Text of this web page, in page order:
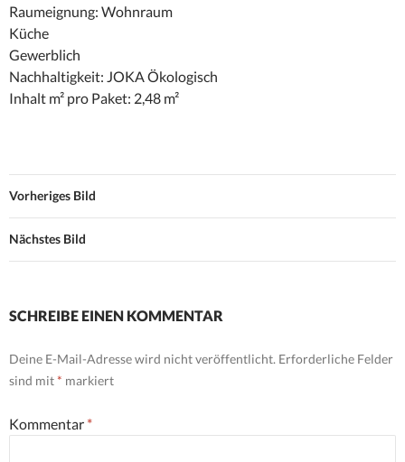
Raumeignung: Wohnraum
Küche
Gewerblich
Nachhaltigkeit: JOKA Ökologisch
Inhalt m² pro Paket: 2,48 m²
Vorheriges Bild
Nächstes Bild
SCHREIBE EINEN KOMMENTAR
Deine E-Mail-Adresse wird nicht veröffentlicht. Erforderliche Felder
sind mit* markiert
Kommentar *